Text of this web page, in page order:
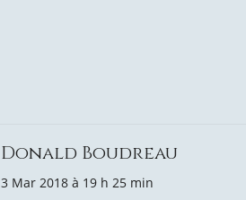
Donald Boudreau
3 Mar 2018 à 19 h 25 min